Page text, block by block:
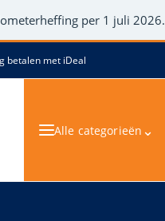
per 1 juli 2026.
betalen met iDeal
Alle categorieën ⌄